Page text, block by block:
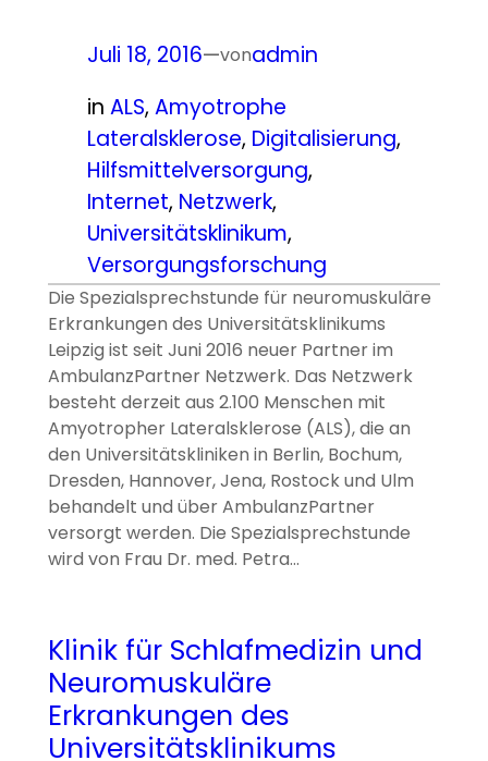
Juli 18, 2016—vonadmin
in ALS, Amyotrophe
Lateralsklerose, Digitalisierung
Hilfsmittelversorgung
Internet, Netzwerk
Universitätsklinikum
Versorgungsforschung
Die Spezialsprechstunde für neuromuskuläre
Erkrankungen des Universitätsklinikums
Leipzig ist seit Juni 2016 neuer Partner im
AmbulanzPartner Netzwerk. Das Netzwerk
besteht derzeit aus 2.100 Menschen mit
Amyotropher Lateralsklerose (ALS), die an
den Universitätskliniken in Berlin, Bochum,
Dresden, Hannover, Jena, Rostock und Ulm
behandelt und über AmbulanzPartner
versorgt werden. Die Spezialsprechstunde
wird von Frau Dr. med. Petra…
Klinik für Schlafmedizin und
Neuromuskuläre
Erkrankungen des
Universitätsklinikums